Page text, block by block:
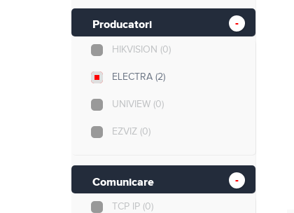
Cabluri si accesorii
Producatori
HIKVISION (0)
ELECTRA (2)
UNIVIEW (0)
EZVIZ (0)
Comunicare
TCP IP (0)